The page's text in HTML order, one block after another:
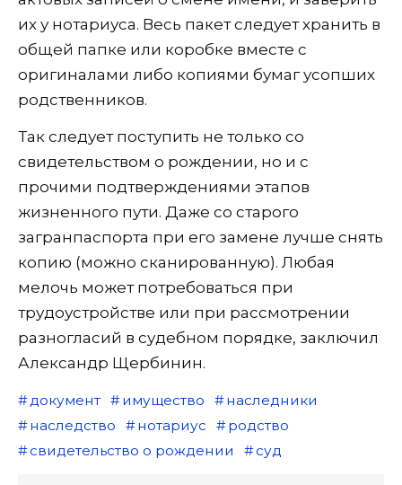
их у нотариуса. Весь пакет следует хранить в
общей папке или коробке вместе с
оригиналами либо копиями бумаг усопших
родственников.
Так следует поступить не только со
свидетельством о рождении, но и с
прочими подтверждениями этапов
жизненного пути. Даже со старого
загранпаспорта при его замене лучше снять
копию (можно сканированную). Любая
мелочь может потребоваться при
трудоустройстве или при рассмотрении
разногласий в судебном порядке, заключил
Александр Щербинин.
документ имущество
наследники
наследство
нотариус
родство
свидетельство о рождении
суд